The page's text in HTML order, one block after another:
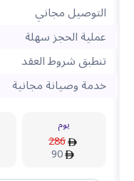
التوصيل مجاني
عملية الحجز سهلة
تنطبق شروط العقد
خدمة وصيانة مجانية
يوم
286
90